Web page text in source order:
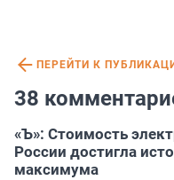
ПЕРЕЙТИ К
38
«Ъ»: Стоимость
России достигла
максимума